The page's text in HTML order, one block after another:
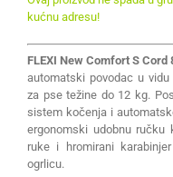
kućnu adresu!
FLEXI New Comfort S Cord
automatski povodac u
za pse težine do 12 kg.
sistem kočenja i
ergonomski udobnu ručku
ruke i hromirani
ogrlicu.